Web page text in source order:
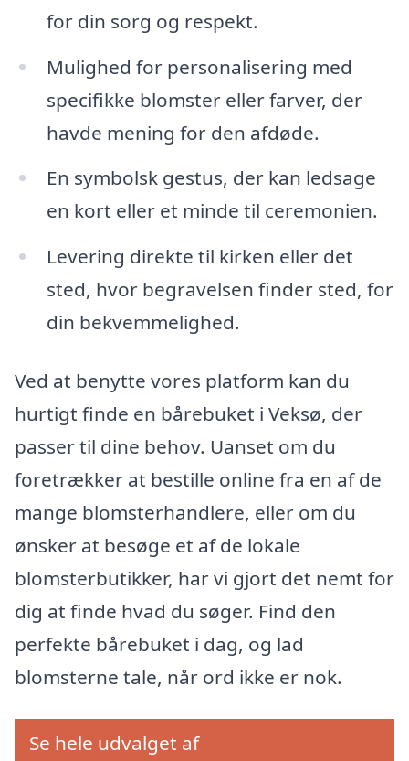
for din sorg og respekt.
Mulighed for personalisering med
specifikke blomster eller farver, der
havde mening for den afdøde.
En symbolsk gestus, der kan ledsage
en kort eller et minde til ceremonien.
Levering direkte til kirken eller det
sted, hvor begravelsen finder sted, for
din bekvemmelighed.
Ved at benytte vores platform kan du
hurtigt finde en bårebuket i Veksø, der
passer til dine behov. Uanset om du
foretrækker at bestille online fra en af de
mange blomsterhandlere, eller om du
ønsker at besøge et af de lokale
blomsterbutikker, har vi gjort det nemt for
dig at finde hvad du søger. Find den
perfekte bårebuket i dag, og lad
blomsterne tale, når ord ikke er nok.
Se hele udvalget af